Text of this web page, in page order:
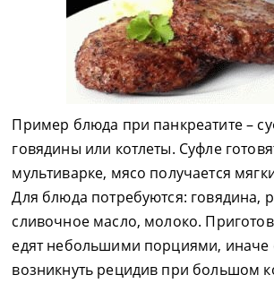
Пример блюда при панкреатите –
говядины или котлеты. Суфле
мультиварке, мясо получается
Для блюда потребуются: говядина,
сливочное масло, молоко.
едят небольшими порциями, иначе
возникнуть рецидив при большом